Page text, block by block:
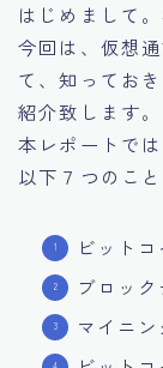
はじめまして
今回は、仮想
て、知ってお
紹介致します。
本レポートで
以下７つのこ
ビット
ブロッ
マイニ